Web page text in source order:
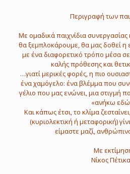
Περιγραφή των
Με ομαδικά παιχνίδια
θα ξεμπλοκάρουμε, θα μας δοθεί η
με ένα διαφορετικό τρόπο μέσα
καλής πρόθεσης και
…γιατί μερικές φορές, η πιο
ένα χαμόγελο: ένα βλέμμα που
γέλιο που μας ενώνει, μια στιγμή
«ανήκω
Και κάπως έτσι, το κλίμα
(κυριολεκτική ή μεταφορική)
είμαστε μαζί,
Με
Νίκος